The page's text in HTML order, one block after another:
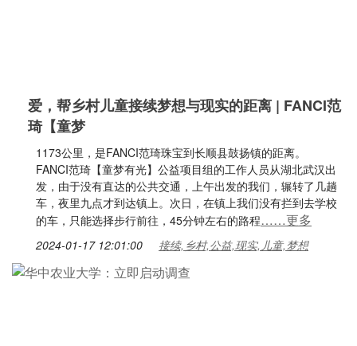
爱，帮乡村儿童接续梦想与现实的距离 | FANCI范
琦【童梦
1173公里，是FANCI范琦珠宝到长顺县鼓扬镇的距离。
FANCI范琦【童梦有光】公益项目组的工作人员从湖北武汉出
发，由于没有直达的公共交通，上午出发的我们，辗转了几趟
车，夜里九点才到达镇上。次日，在镇上我们没有拦到去学校
的车，只能选择步行前往，45分钟左右的路程……更多
2024-01-17 12:01:00 接续,乡村,公益,现实,儿童,梦想